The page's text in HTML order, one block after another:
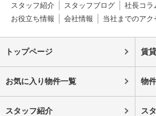
スタッフ紹介 スタッフブログ 社長コラ
お役立ち情報
会社情報 当社までのアク
トップページ 賃
お気に入り物件一覧 物
スタッフ紹介 ス